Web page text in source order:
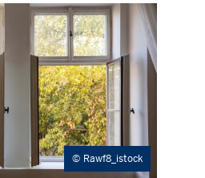
Rawf8_istock